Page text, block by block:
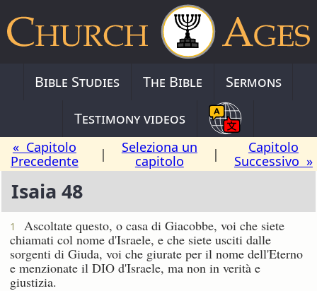
Bible Studies The Bible
Sermons
Testimony videos
« Capitolo
Precedente
|
Seleziona un
capitolo
|
Capitolo
Successivo »
Isaia 48
1
Ascoltate questo, o casa di Giacobbe, voi che siete
chiamati col nome d'Israele, e che siete usciti dalle
sorgenti di Giuda, voi che giurate per il nome dell'Eterno
e menzionate il DIO d'Israele, ma non in verità e
giustizia.